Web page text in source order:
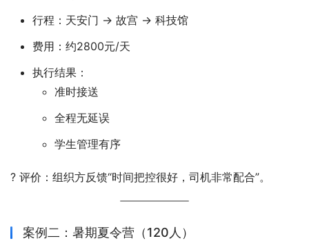
行程：天安门 → 故宫 → 科技馆
费用：约2800元/天
执行结果：
准时接送
全程无延误
学生管理有序
? 评价：组织方反馈“时间把控很好，司机非常配合”。
案例二：暑期夏令营（120人）